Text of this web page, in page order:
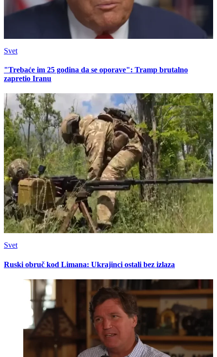
Svet
"Trebaće im 25 godina da se oporave": Tramp brutalno
zapretio Iranu
Svet
Ruski obruč kod Limana: Ukrajinci ostali bez izlaza